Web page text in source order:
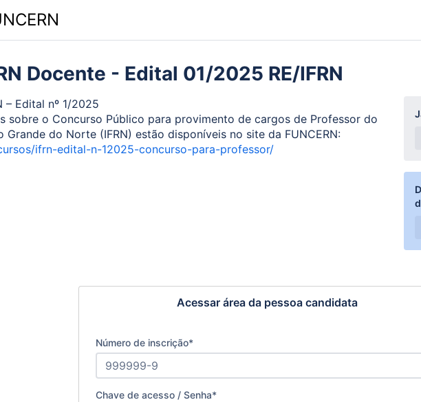
Docente - Edital 01/2025 RE/IFRN
– Edital nº 1/2025
sobre o Concurso Público para provimento de cargos de Professor do
Grande do Norte (IFRN) estão disponíveis no site da FUNCERN:
ifrn-edital-n-12025-concurso-para-professor/
Acessar área da pessoa candidata
Número de inscrição*
Chave de acesso / Senha*